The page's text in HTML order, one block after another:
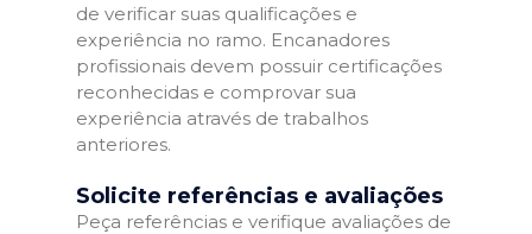
de verificar suas qualificações e
experiência no ramo. Encanadores
profissionais devem possuir certificações
reconhecidas e comprovar sua
experiência através de trabalhos
anteriores.
Solicite referências e avaliações
Peça referências e verifique avaliações de